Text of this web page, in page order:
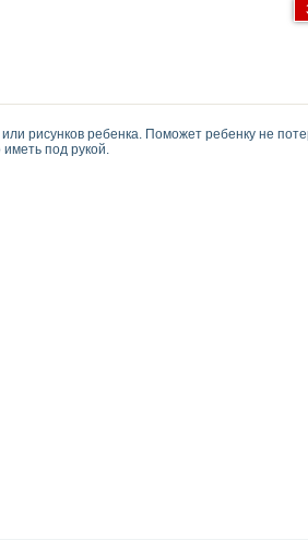
рисунков ребенка. Поможет ребенку не
под рукой.